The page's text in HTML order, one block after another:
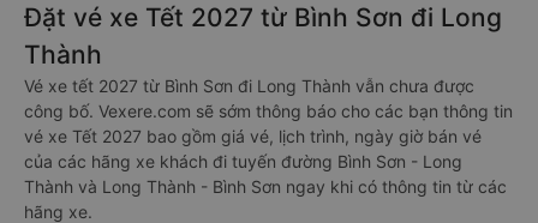
Đặt vé xe Tết 2027 từ Bình Sơn đi Long
Thành
Vé xe tết 2027 từ Bình Sơn đi Long Thành vẫn chưa được
công bố. Vexere.com sẽ sớm thông báo cho các bạn thông tin
vé xe Tết 2027 bao gồm giá vé, lịch trình, ngày giờ bán vé
của các hãng xe khách đi tuyến đường Bình Sơn - Long
Thành và Long Thành - Bình Sơn ngay khi có thông tin từ các
hãng xe.